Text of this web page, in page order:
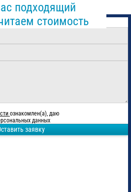
подходящий
стоимость
ознакомлен(а), даю
данных
заявку